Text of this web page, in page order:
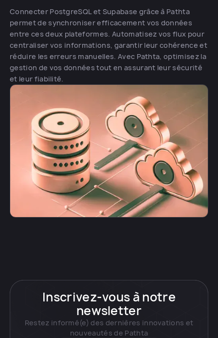
Connecter PostgreSQL et Supabase grâce à Pathta
permet de synchroniser efficacement vos données
entre ces deux plateformes. Automatisez vos flux pour
centraliser vos informations, garantir leur cohérence et
réduire les erreurs manuelles. Avec Pathta, optimisez la
gestion de vos données tout en assurant leur sécurité
et leur fiabilité.
Inscrivez-vous à notre
newsletter
Restez informé(e) des dernières innovations et
nouveautés de Pathta